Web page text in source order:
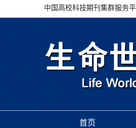
中国高校科技期刊集群服务
首页